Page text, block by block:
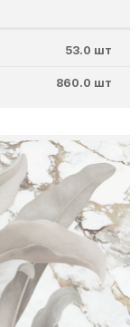
53.0 шт
860.0 шт